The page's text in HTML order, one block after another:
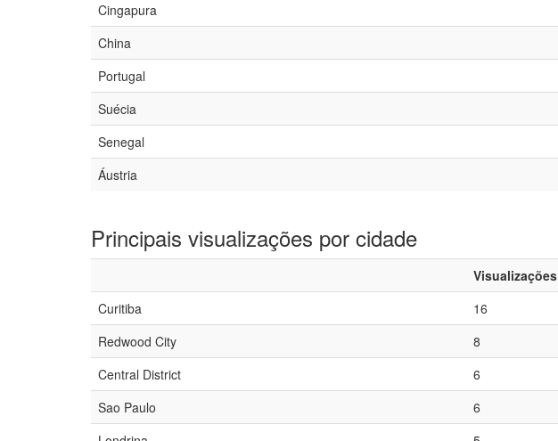
Cingapura
China
Portugal
Suécia
Senegal
Áustria
Principais visualizações por cidade
Visualizações
Curitiba
16
Redwood City
8
Central District
6
Sao Paulo
6